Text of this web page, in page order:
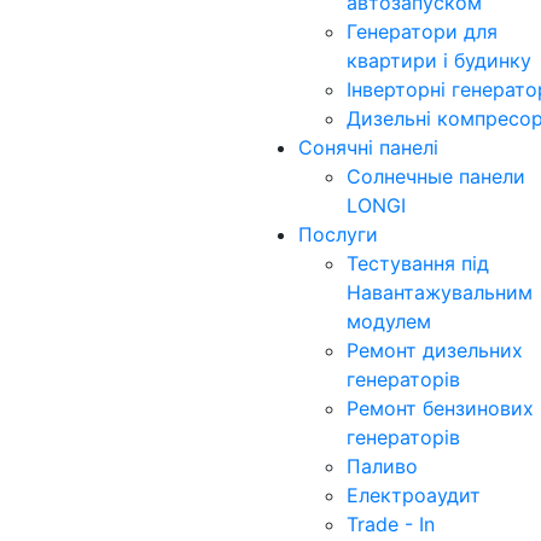
Генератори для
квартири і будинку
Інверторні
Дизельні
Сонячні панелі
Солнечные панели
LONGI
Послуги
Тестування під
Навантажувальним
модулем
Ремонт дизельних
генераторів
Ремонт бензинових
генераторів
Паливо
Електроаудит
Trade - In